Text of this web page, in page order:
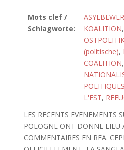
Mots clef /
Schlagworte:
KOALITION,
(politische),
COALITION,
POLITIQUES
L'EST,
LES RECENTS EVENEMENTS
POLOGNE ONT DONNE LIEU
COMMENTAIRES EN RFA.